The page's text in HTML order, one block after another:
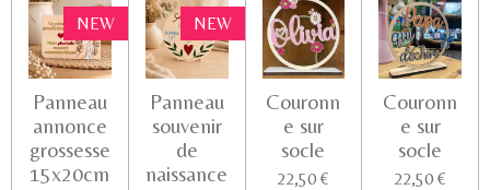
NEW
Panneau
annonce
grossesse
15x20cm
NEW
Panneau
souvenir
de
naissance
Couronn
e sur
socle
22,50 €
Couronn
e sur
socle
22,50 €